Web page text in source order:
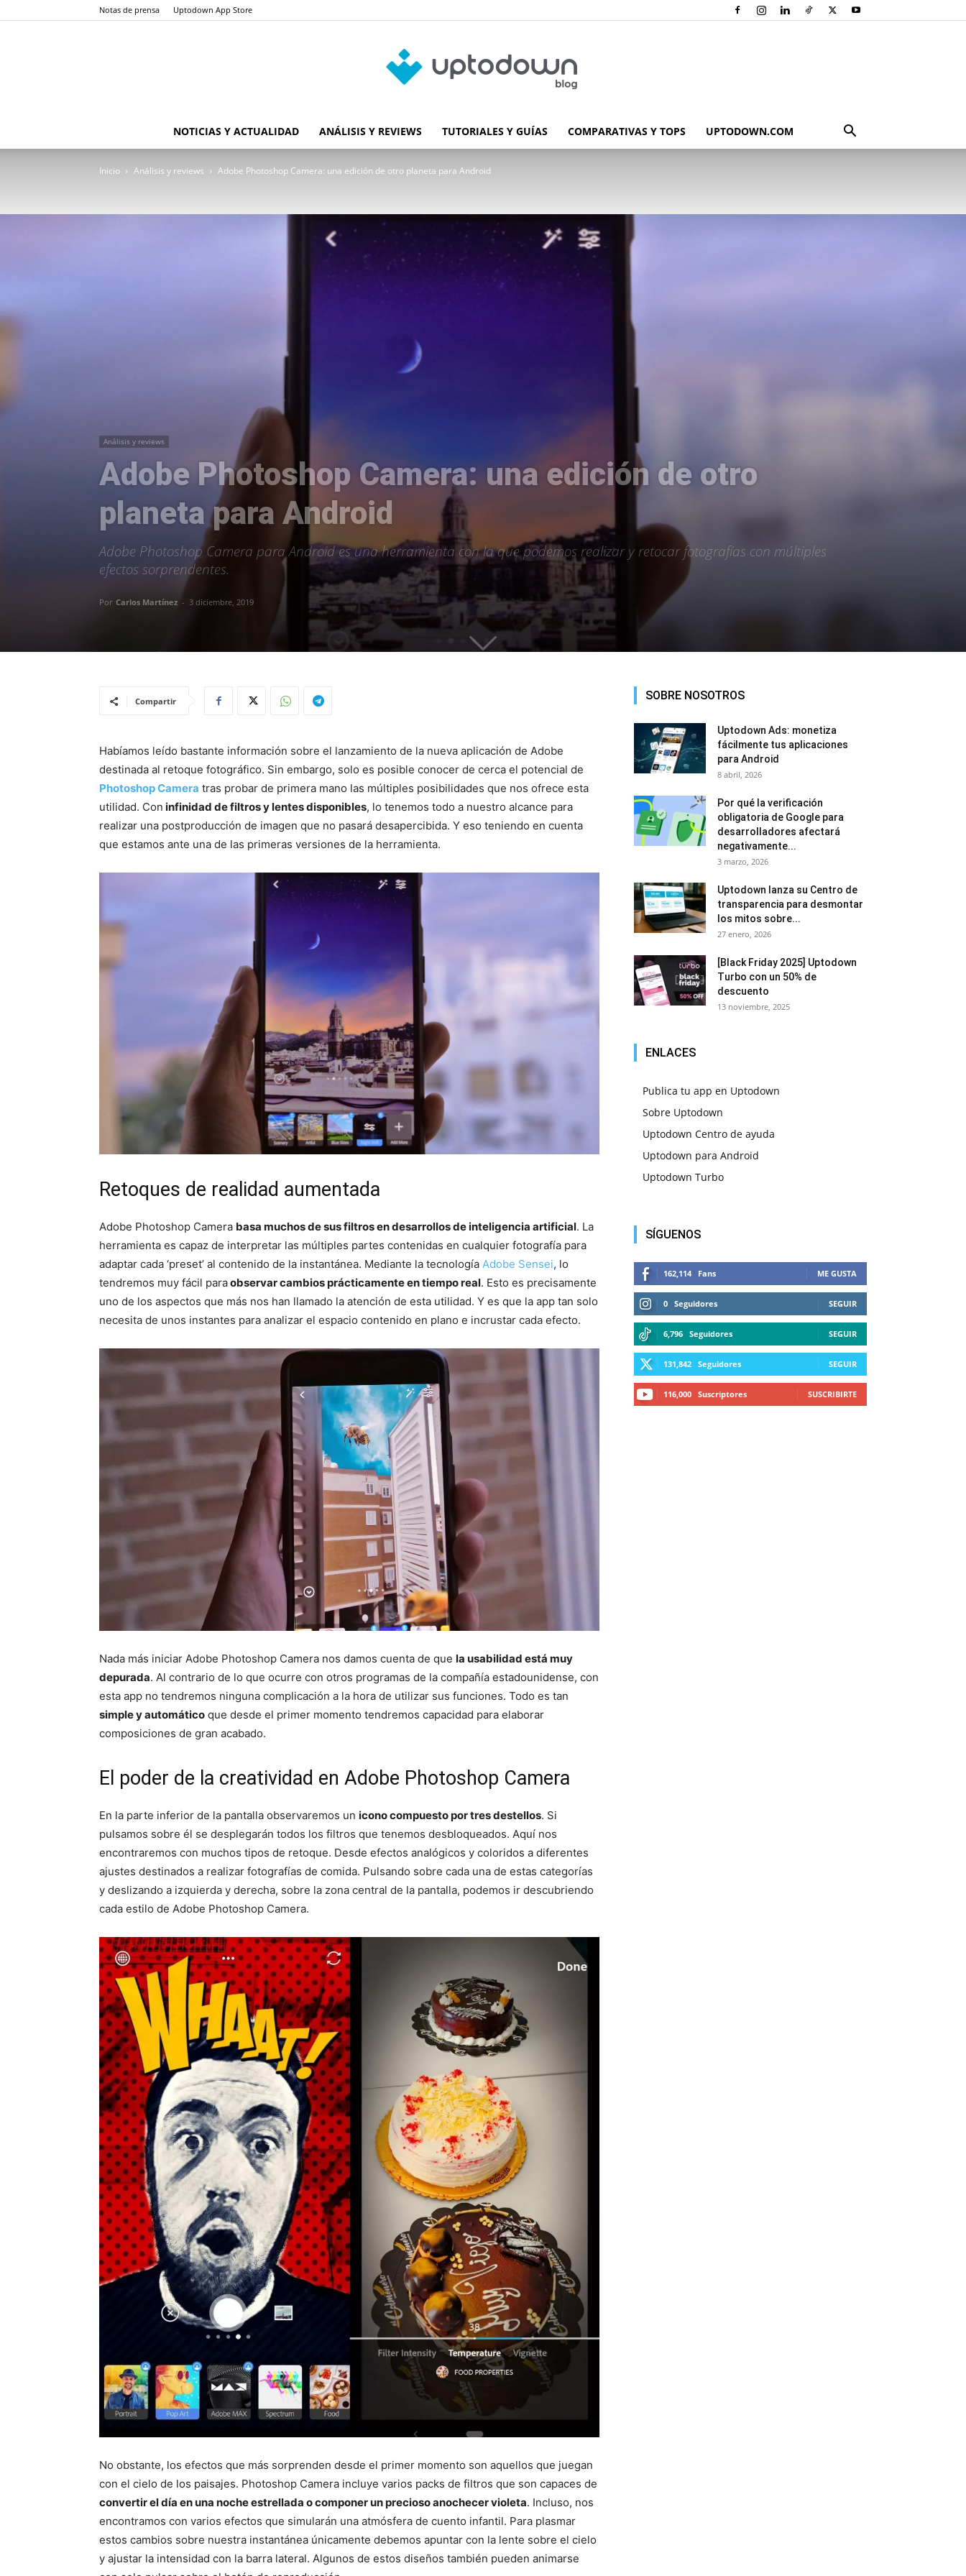
Notas de prensa Uptodown App Store
Blog
de
NOTICIAS Y ACTUALIDAD ANÁLISIS Y REVIEWS TUTORIALES Y GUÍAS COMPARATIVAS Y TOPS UPTODOWN.COM
Inicio Análisis y reviews Adobe Photoshop Camera: una edición de otro planeta para Android
Análisis y reviews
Adobe Photoshop Camera: una edición de otro
planeta para Android
Adobe Photoshop Camera para Android es una herramienta con la que podemos realizar y retocar fotografías con múltiples
efectos sorprendentes.
Por Carlos Martínez - 3 diciembre, 2019
Compartir
Habíamos leído bastante información sobre el lanzamiento de la nueva aplicación de Adobe
destinada al retoque fotográfico. Sin embargo, solo es posible conocer de cerca el potencial de
Photoshop Camera tras probar de primera mano las múltiples posibilidades que nos ofrece esta
utilidad. Con infinidad de filtros y lentes disponibles, lo tenemos todo a nuestro alcance para
realizar una postproducción de imagen que no pasará desapercibida. Y eso teniendo en cuenta
que estamos ante una de las primeras versiones de la herramienta.
Retoques de realidad aumentada
Adobe Photoshop Camera basa muchos de sus filtros en desarrollos de inteligencia artificial. La
herramienta es capaz de interpretar las múltiples partes contenidas en cualquier fotografía para
adaptar cada ‘preset’ al contenido de la instantánea. Mediante la tecnología Adobe Sensei, lo
tendremos muy fácil paraobservar cambios prácticamente en tiempo real. Esto es precisamente
uno de los aspectos que más nos han llamado la atención de esta utilidad. Y es que la app tan solo
necesita de unos instantes para analizar el espacio contenido en plano e incrustar cada efecto.
Nada más iniciar Adobe Photoshop Camera nos damos cuenta de que la usabilidad está muy
depurada. Al contrario de lo que ocurre con otros programas de la compañía estadounidense, con
esta app no tendremos ninguna complicación a la hora de utilizar sus funciones. Todo es tan
simple y automático que desde el primer momento tendremos capacidad para elaborar
composiciones de gran acabado.
El poder de la creatividad en Adobe Photoshop Camera
En la parte inferior de la pantalla observaremos un icono compuesto por tres destellos. Si
pulsamos sobre él se desplegarán todos los filtros que tenemos desbloqueados. Aquí nos
encontraremos con muchos tipos de retoque. Desde efectos analógicos y coloridos a diferentes
ajustes destinados a realizar fotografías de comida. Pulsando sobre cada una de estas categorías
y deslizando a izquierda y derecha, sobre la zona central de la pantalla, podemos ir descubriendo
cada estilo de Adobe Photoshop Camera.
No obstante, los efectos que más sorprenden desde el primer momento son aquellos que juegan
con el cielo de los paisajes. Photoshop Camera incluye varios packs de filtros que son capaces de
convertir el día en una noche estrellada o componer un precioso anochecer violeta. Incluso, nos
encontramos con varios efectos que simularán una atmósfera de cuento infantil. Para plasmar
estos cambios sobre nuestra instantánea únicamente debemos apuntar con la lente sobre el cielo
y ajustar la intensidad con la barra lateral. Algunos de estos diseños también pueden animarse
SOBRE NOSOTROS
Uptodown Ads: monetiza
fácilmente tus aplicaciones
para Android
8 abril, 2026
Por qué la verificación
obligatoria de Google para
desarrolladores afectará
negativamente...
3 marzo, 2026
Uptodown lanza su Centro de
transparencia para desmontar
los mitos sobre...
27 enero, 2026
[Black Friday 2025] Uptodown
Turbo con un 50% de
descuento
13 noviembre, 2025
ENLACES
Publica tu app en Uptodown
Sobre Uptodown
Uptodown Centro de ayuda
Uptodown para Android
Uptodown Turbo
SÍGUENOS
162,114 Fans ME GUSTA
0 Seguidores SEGUIR
6,796 Seguidores SEGUIR
131,842 Seguidores SEGUIR
116,000 Suscriptores SUSCRIBIRTE